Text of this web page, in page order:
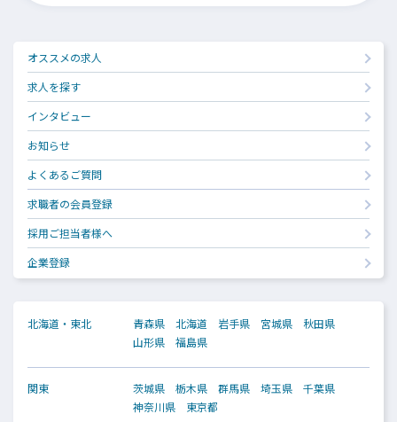
オススメの求人
求人を探す
インタビュー
お知らせ
よくあるご質問
求職者の会員登録
採用ご担当者様へ
企業登録
北海道・東北 青森県 北海道 岩手県 宮城県
秋田県
山形県
福島県
関東 茨城県 栃木県 群馬県 埼玉県
千葉県
神奈川県
東京都